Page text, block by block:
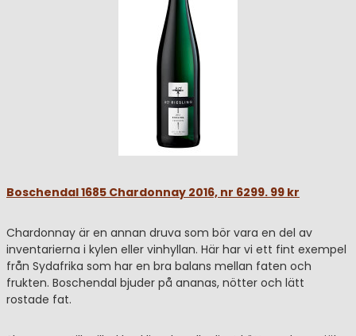
Boschendal 1685 Chardonnay 2016, nr 6299. 99 kr
Chardonnay är en annan druva som bör vara en del av
inventarierna i kylen eller vinhyllan. Här har vi ett fint exempel
från Sydafrika som har en bra balans mellan faten och
frukten. Boschendal bjuder på ananas, nötter och lätt
rostade fat.